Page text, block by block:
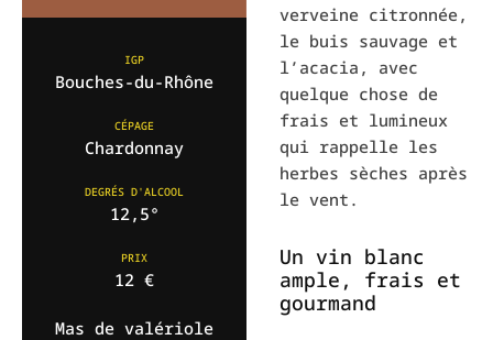
IGP
Bouches-du-Rhône
CÉPAGE
Chardonnay
DEGRÉS D'ALCOOL
12,5°
PRIX
12 €
Mas de valériole
verveine citronnée,
le buis sauvage et
l’acacia, avec
quelque chose de
frais et lumineux
qui rappelle les
herbes sèches après
le vent.
Un vin blanc
ample, frais et
gourmand